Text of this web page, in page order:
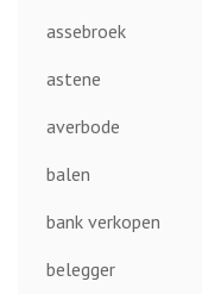
assebroek
astene
averbode
balen
bank verkopen
belegger